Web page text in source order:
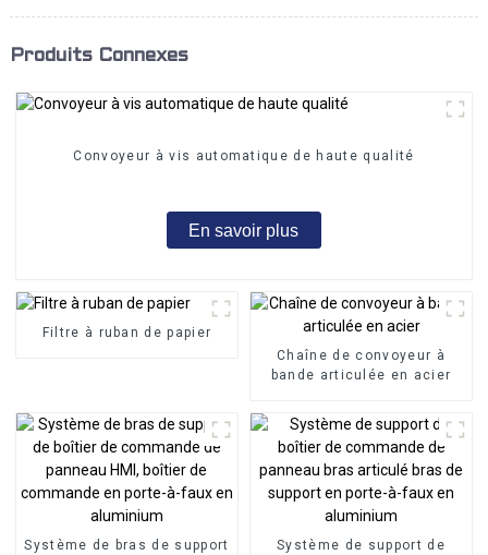
Produits Connexes
Convoyeur à vis automatique de haute qualité
En savoir plus
Filtre à ruban de papier
Chaîne de convoyeur à
bande articulée en acier
Système de bras de support
Système de support de